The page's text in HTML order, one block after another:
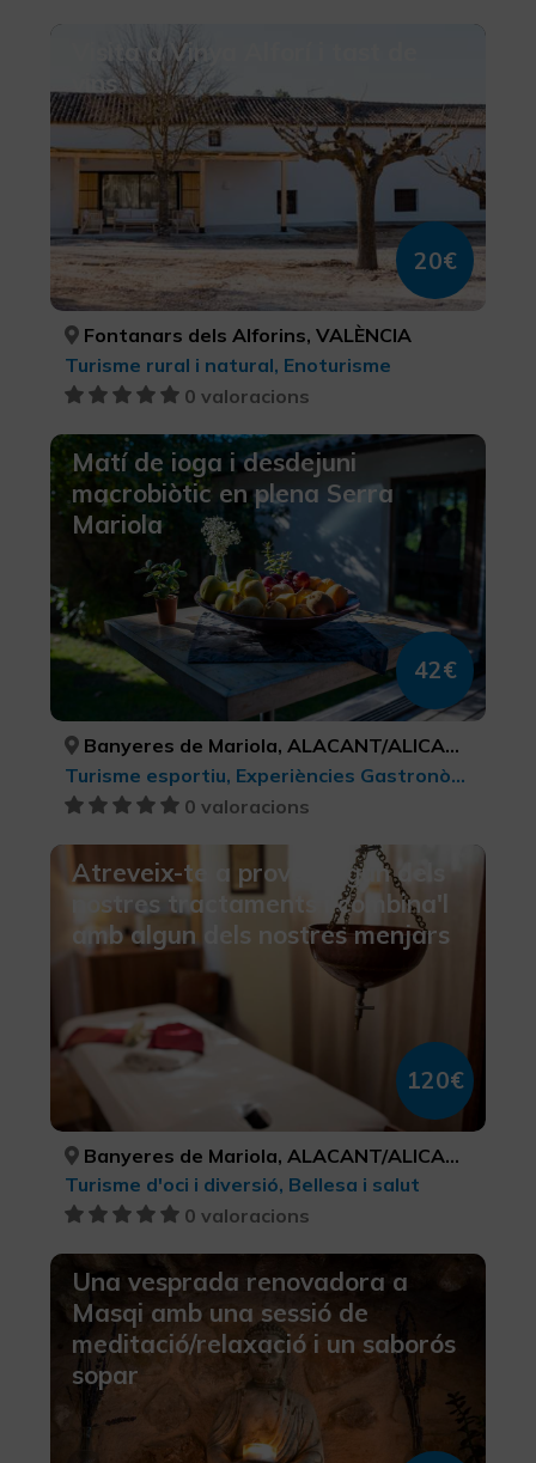
Visita a Vinya Alforí i tast de
vins
20€
Fontanars dels Alforins, VALÈNCIA
Turisme rural i natural, Enoturisme
0 valoracions
Matí de ioga i desdejuni
macrobiòtic en plena Serra
Mariola
42€
Banyeres de Mariola, ALACANT/ALICANTE
Turisme esportiu, Experiències Gastronòmiques l'Exquisit Mediterrani, Turisme gastronòmic
0 valoracions
Atreveix-te a provar algun dels
nostres tractaments i combina'l
amb algun dels nostres menjars
120€
Banyeres de Mariola, ALACANT/ALICANTE
Turisme d'oci i diversió, Bellesa i salut
0 valoracions
Una vesprada renovadora a
Masqi amb una sessió de
meditació/relaxació i un saborós
sopar